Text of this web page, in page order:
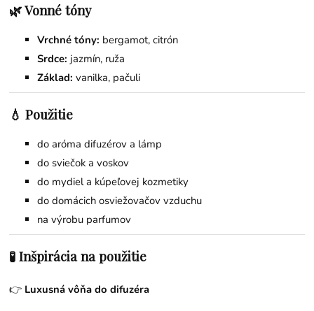
🌿 Vonné tóny
Vrchné tóny: bergamot, citrón
Srdce: jazmín, ruža
Základ: vanilka, pačuli
💧 Použitie
do aróma difuzérov a lámp
do sviečok a voskov
do mydiel a kúpeľovej kozmetiky
do domácich osviežovačov vzduchu
na výrobu parfumov
🧪 Inšpirácia na použitie
👉 Luxusná vôňa do difuzéra